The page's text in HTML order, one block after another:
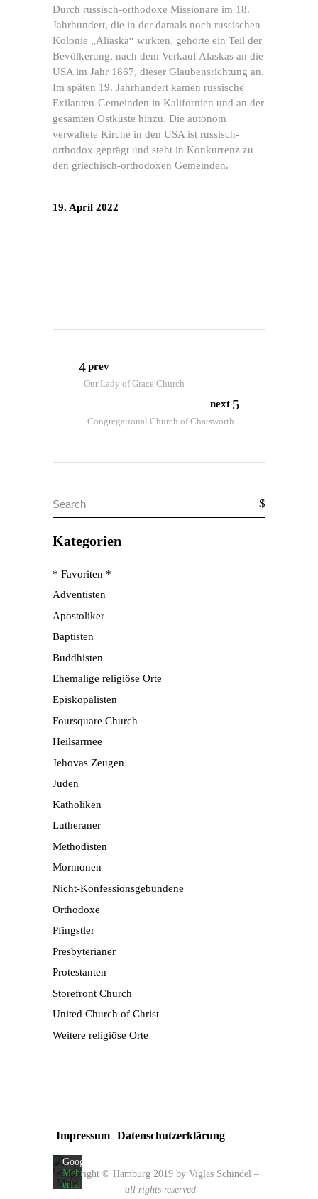
Durch russisch-orthodoxe Missionare im 18.
Jahrhundert, die in der damals noch russischen
Kolonie „Aliaska“ wirkten, gehörte ein Teil der
Bevölkerung, nach dem Verkauf Alaskas an die
USA im Jahr 1867, dieser Glaubensrichtung an.
Im späten 19. Jahrhundert kamen russische
Exilanten-Gemeinden in Kalifornien und an der
gesamten Ostküste hinzu. Die autonom
verwaltete Kirche in den USA ist russisch-
orthodox geprägt und steht in Konkurrenz zu
den griechisch-orthodoxen Gemeinden.
19. April 2022
prev
Our Lady of Grace Church
next
Congregational Church of Chatsworth
Search
Kategorien
* Favoriten *
Adventisten
Apostoliker
Baptisten
Buddhisten
Ehemalige religiöse Orte
Episkopalisten
Foursquare Church
Heilsarmee
Jehovas Zeugen
Juden
Katholiken
Lutheraner
Methodisten
Mormonen
Nicht-Konfessionsgebundene
Orthodoxe
Pfingstler
Presbyterianer
Protestanten
Storefront Church
United Church of Christ
Weitere religiöse Orte
Impressum Datenschutzerklärung
Datenschutzerklärung
Google.
Mehr
erfahren
Copyright © Hamburg 2019 by Viglas Schindel –
all rights reserved